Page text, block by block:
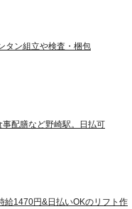
タン組立や検査・梱包
配膳など野崎駅。日払可
給1470円&日払いOKのリフト作